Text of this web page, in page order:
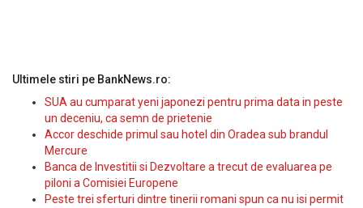
Ultimele stiri pe BankNews.ro:
SUA au cumparat yeni japonezi pentru prima data in peste
un deceniu, ca semn de prietenie
Accor deschide primul sau hotel din Oradea sub brandul
Mercure
Banca de Investitii si Dezvoltare a trecut de evaluarea pe
piloni a Comisiei Europene
Peste trei sferturi dintre tinerii romani spun ca nu isi permit